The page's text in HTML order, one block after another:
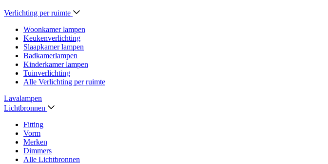
Verlichting per ruimte
Woonkamer lampen
Keukenverlichting
Slaapkamer lampen
Badkamerlampen
Kinderkamer lampen
Tuinverlichting
Alle Verlichting per ruimte
Lavalampen
Lichtbronnen
Fitting
Vorm
Merken
Dimmers
Alle Lichtbronnen